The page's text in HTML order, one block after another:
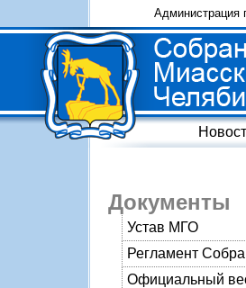
Администрация
Документы
Устав МГО
Регламент
Официальный